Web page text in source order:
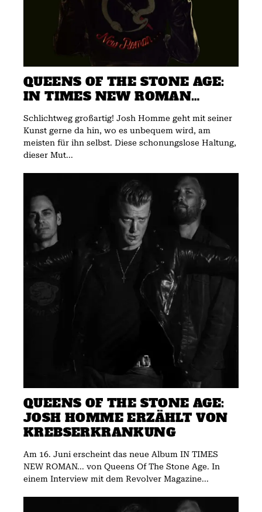
QUEENS OF THE STONE AGE:
IN TIMES NEW ROMAN…
Schlichtweg großartig! Josh Homme geht mit seiner
Kunst gerne da hin, wo es unbequem wird, am
meisten für ihn selbst. Diese schonungslose Haltung,
dieser Mut...
QUEENS OF THE STONE AGE:
JOSH HOMME ERZÄHLT VON
KREBSERKRANKUNG
Am 16. Juni erscheint das neue Album IN TIMES
NEW ROMAN... von Queens Of The Stone Age. In
einem Interview mit dem Revolver Magazine...